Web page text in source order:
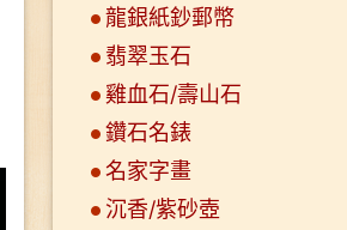
龍銀紙鈔郵幣
翡翠玉石
雞血石/壽山石
鑽石名錶
名家字畫
沉香/紫砂壺